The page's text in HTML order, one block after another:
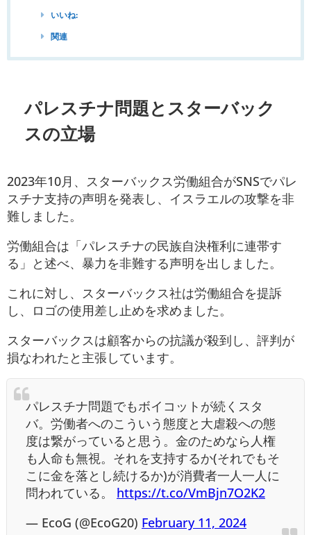
いいね:
関連
パレスチナ問題とスターバック
スの立場
2023年10月、スターバックス労働組合がSNSでパレ
スチナ支持の声明を発表し、イスラエルの攻撃を非
難しました。
労働組合は「パレスチナの民族自決権利に連帯す
る」と述べ、暴力を非難する声明を出しました。
これに対し、スターバックス社は労働組合を提訴
し、ロゴの使用差し止めを求めました。
スターバックスは顧客からの抗議が殺到し、評判が
損なわれたと主張しています。
パレスチナ問題でもボイコットが続くスタ
バ。労働者へのこういう態度と大虐殺への態
度は繋がっていると思う。金のためなら人権
も人命も無視。それを支持するか(それでもそ
こに金を落とし続けるか)が消費者一人一人に
問われている。 https://t.co/VmBjn7O2K2
— EcoG (@EcoG20) February 11, 2024